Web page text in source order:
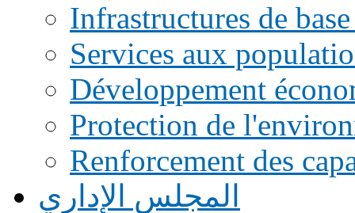
Infrastructures de
Services aux
Développement
Protection de
Renforcement des
المجلس الإداري